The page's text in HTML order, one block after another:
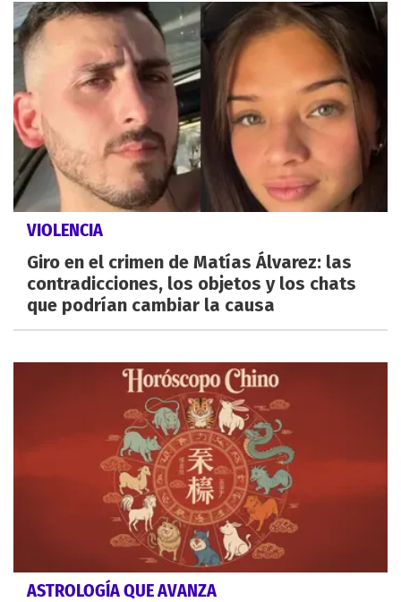
VIOLENCIA
Giro en el crimen de Matías Álvarez: las
contradicciones, los objetos y los chats
que podrían cambiar la causa
ASTROLOGÍA QUE AVANZA